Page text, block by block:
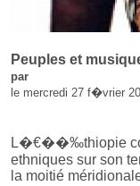
Peuples et
par
le mercredi 27 f�vrier
L�€��‰thiopie
ethniques sur son
la moitié